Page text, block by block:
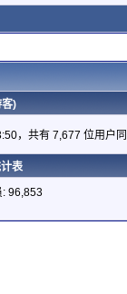
)
，共有 7,677 位用户
表
: 96,853